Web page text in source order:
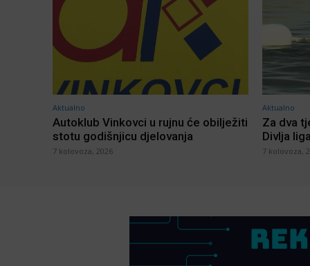
Aktualno
Autoklub Vinkovci u rujnu će obilježiti
stotu godišnjicu djelovanja
7 kolovoza, 2026
Aktualno
Za dva
Divlja liga
7 kolovoza,